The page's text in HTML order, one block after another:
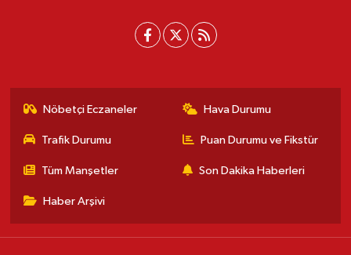
Nöbetçi Eczaneler Hava Durumu
Trafik Durumu Puan Durumu ve Fikstür
Tüm Manşetler Son Dakika Haberleri
Haber Arşivi